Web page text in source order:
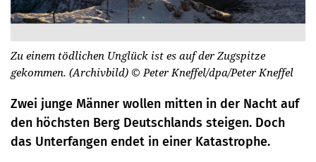
Zu einem tödlichen Unglück ist es auf der Zugspitze
gekommen. (Archivbild) © Peter Kneffel/dpa/Peter Kneffel
Zwei junge Männer wollen mitten in der Nacht auf
den höchsten Berg Deutschlands steigen. Doch
das Unterfangen endet in einer Katastrophe.